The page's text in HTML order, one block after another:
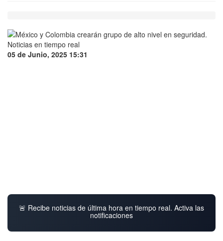
05 de Junio, 2025 15:31
🚨 Recibe noticias de última hora en tiempo real. Activa las
notificaciones